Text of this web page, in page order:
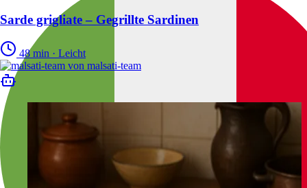
Sarde grigliate – Gegrillte Sardinen
48 min · Leicht
von malsati-team